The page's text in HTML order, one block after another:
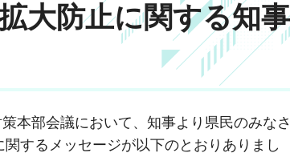
大防止に関する知事
本部会議において、知事より県民のみなさ
するメッセージが以下のとおりありまし